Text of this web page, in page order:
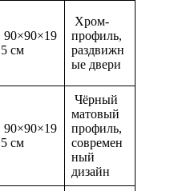
90×90×19
5 см
Хром-
профиль,
раздвижн
ые двери
90×90×19
5 см
Чёрный
матовый
профиль,
современ
ный
дизайн